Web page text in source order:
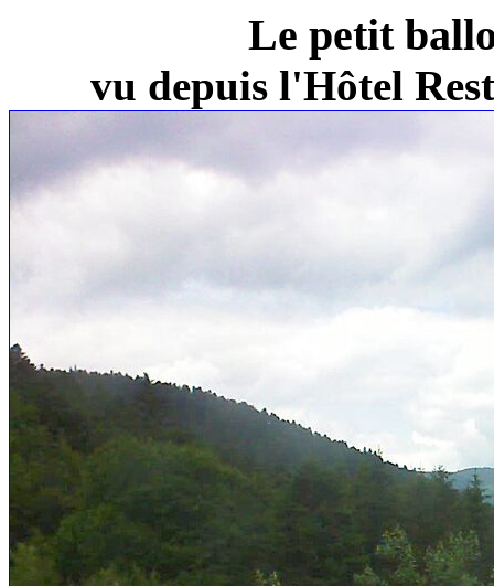
Le petit
vu depuis l'Hôtel